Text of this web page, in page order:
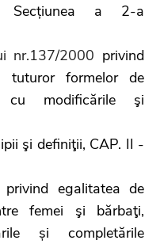
Secțiunea a 2-a
nr.137/2000 privind
tuturor formelor de
cu modificările şi
şi definiţii, CAP. II -
privind egalitatea de
femei şi bărbaţi,
și completările